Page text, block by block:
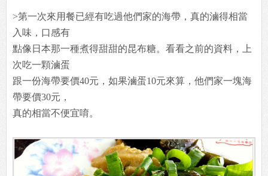
>第一次來用餐已經有吃過他們家的海帶，真的滷得相當
入味，口感有
點像日本那一種煮得甜甜的昆布糖。看看之前的資料，上
次吃一顆滷蛋
跟一份海帶要價40元，如果滷蛋10元來算，他們家一塊海
帶要價30元，
真的相當不便宜唷。